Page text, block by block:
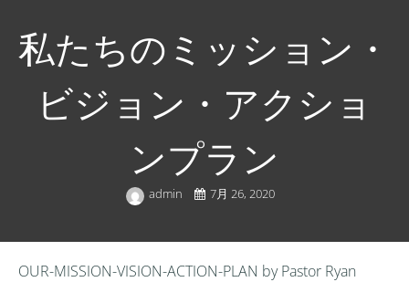
私たちのミッション・
ビジョン・アクショ
ンプラン
admin 7月 26, 2020
OUR-MISSION-VISION-ACTION-PLAN by Pastor Ryan